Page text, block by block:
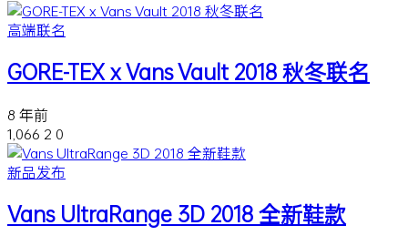
高端联名
GORE-TEX x Vans Vault 2018 秋冬联名
8 年前
1,066 2 0
新品发布
Vans UltraRange 3D 2018 全新鞋款